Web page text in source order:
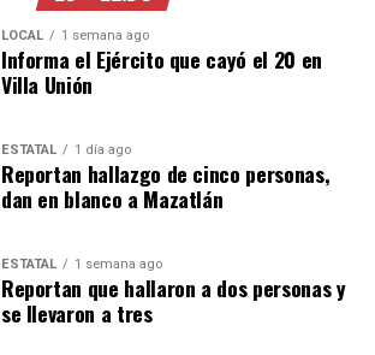
LOCAL 1 semana ago
Informa el Ejército que cayó el 20 en
Villa Unión
ESTATAL 1 día ago
Reportan hallazgo de cinco personas,
dan en blanco a Mazatlán
ESTATAL 1 semana ago
Reportan que hallaron a dos personas y
se llevaron a tres